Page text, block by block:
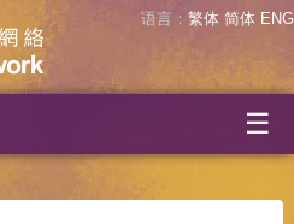
语言： 繁体 简体 ENG
☰